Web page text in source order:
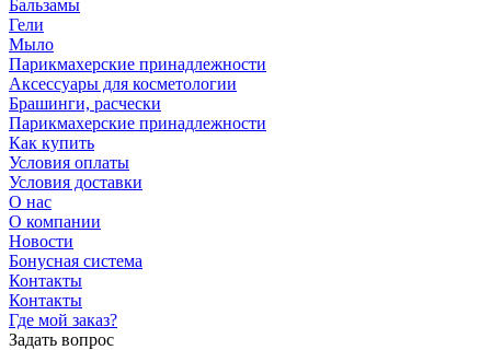
Бальзамы
Гели
Мыло
Парикмахерские принадлежности
Аксессуары для косметологии
Брашинги, расчески
Парикмахерские принадлежности
Как купить
Условия оплаты
Условия доставки
О нас
О компании
Новости
Бонусная система
Контакты
Контакты
Где мой заказ?
Задать вопрос